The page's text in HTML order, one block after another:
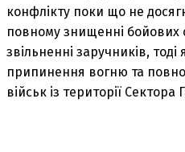
конфлікту поки що не
повному знищенні бойових
звільненні заручників,
припинення вогню та
військ із території Сектора